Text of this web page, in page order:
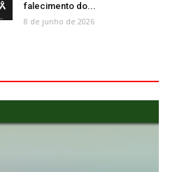
falecimento do...
8 de junho de 2026